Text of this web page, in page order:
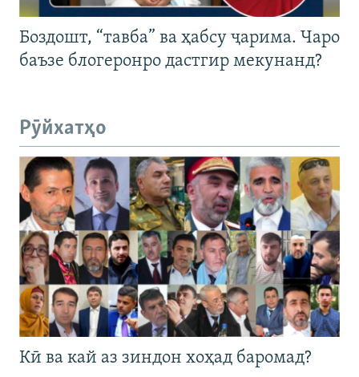
Боздошт, “тавба” ва ҳабсу ҷарима. Чаро
баъзе блогеронро дастгир мекунанд?
Рӯйхатҳо
Кӣ ва кай аз зиндон хоҳад баромад?